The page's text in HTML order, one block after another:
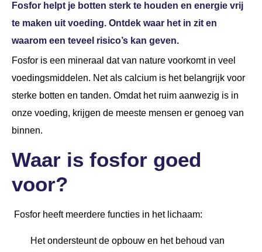
Fosfor helpt je botten sterk te houden en energie vrij
te maken uit voeding. Ontdek waar het in zit en
waarom een teveel risico’s kan geven.
Fosfor is een mineraal dat van nature voorkomt in veel
voedingsmiddelen. Net als calcium is het belangrijk voor
sterke botten en tanden. Omdat het ruim aanwezig is in
onze voeding, krijgen de meeste mensen er genoeg van
binnen.
Waar is fosfor goed
voor?
Fosfor heeft meerdere functies in het lichaam:
Het ondersteunt de opbouw en het behoud van